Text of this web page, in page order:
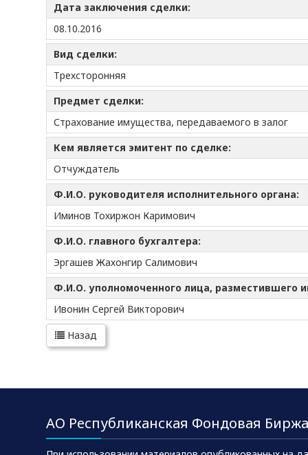
Дата заключения сделки:
08.10.2016
Вид сделки:
Трехсторонняя
Предмет сделки:
Страхование имущества, передаваемого в залог
Кем является эмитент по сделке:
Отчуждатель
Ф.И.О. руководителя исполнительного органа:
Иминов Тохиржон Каримович
Ф.И.О. главного бухгалтера:
Эргашев Жахонгир Салимович
Ф.И.О. уполномоченного лица, разместившего
Ивонин Сергей Викторович
Назад
АО Республиканская Фондовая